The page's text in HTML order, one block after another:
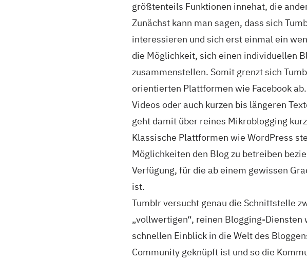
größtenteils Funktionen innehat, die
Zunächst kann man sagen, dass sich
interessieren und sich erst einmal ein
die Möglichkeit, sich einen individuellen
zusammenstellen. Somit grenzt sich
orientierten Plattformen wie Facebook
Videos oder auch kurzen bis längeren
geht damit über reines Mikroblogging
Klassische Plattformen wie WordPress
Möglichkeiten den Blog zu betreiben
Verfügung, für die ab einem gewissen
ist.
Tumblr versucht genau die Schnittstelle
„vollwertigen“, reinen Blogging-Diensten
schnellen Einblick in die Welt des
Community geknüpft ist und so die